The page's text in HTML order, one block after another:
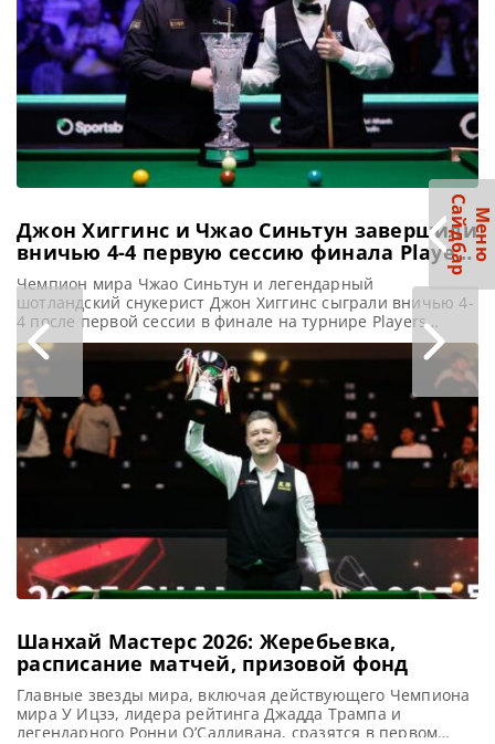
Джон Хиггинс и Чжао Синьтун завершили
вничью 4-4 первую сессию финала Players
Championship 2026
Чемпион мира Чжао Синьтун и легендарный
шотландский снукерист Джон Хиггинс сыграли вничью 4-
4 после первой сессии в финале на турнире Players
Championship 2026 в Телфорде, сообщает WST
Четырехкратный Чемпион мира Джон Хиггинс и
действующий Чемпион мира Чжао Синьтун сыграли
вничью 4-4 после первой сессии финала на турнире
Players Championship 2026 в Телфорде. Для Хиггинса,
участвующего
Шанхай Мастерс 2026: Жеребьевка,
расписание матчей, призовой фонд
Главные звезды мира, включая действующего Чемпиона
мира У Ицзэ, лидера рейтинга Джадда Трампа и
легендарного Ронни О’Салливана, сразятся в первом
М
е
н
ю
Са
й
д
б
а
р